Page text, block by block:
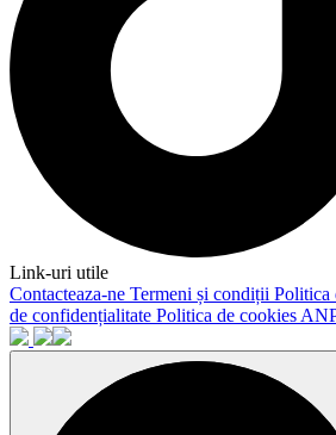
Link-uri utile
Contacteaza-ne Termeni și condiții Politica
de confidențialitate Politica de cookies